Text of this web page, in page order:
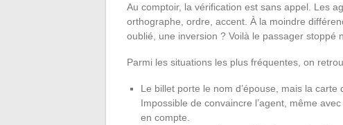
Au comptoir, la vérification est sans appel. Les
orthographe, ordre, accent. À la moindre
oublié, une inversion ? Voilà le passager stoppé
Parmi les situations les plus fréquentes, on
Le billet porte le nom d’épouse, mais la carte
Impossible de convaincre l’agent, même
en compte.